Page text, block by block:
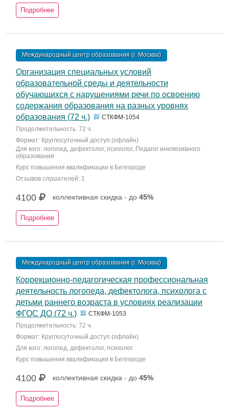
Подробнее
Международный центр образования (г. Москва)
Организация специальных условий
образовательной среды и деятельности
обучающихся с нарушениями речи по освоению
содержания образования на разных уровнях
образования (72 ч.)
СТКФМ-1054
Продолжительность: 72 ч.
Формат: Круглосуточный доступ (офлайн)
Для кого: логопед, дефектолог, психолог, Педагог инклюзивного
образования
Курс повышения квалификации в Белгороде
Отзывов слушателей: 1
4100 коллективная скидка - до 45%
Подробнее
Международный центр образования (г. Москва)
Коррекционно-педагогическая профессиональная
деятельность логопеда, дефектолога, психолога с
детьми раннего возраста в условиях реализации
ФГОС ДО (72 ч.)
СТКФМ-1053
Продолжительность: 72 ч.
Формат: Круглосуточный доступ (офлайн)
Для кого: логопед, дефектолог, психолог
Курс повышения квалификации в Белгороде
4100 коллективная скидка - до 45%
Подробнее